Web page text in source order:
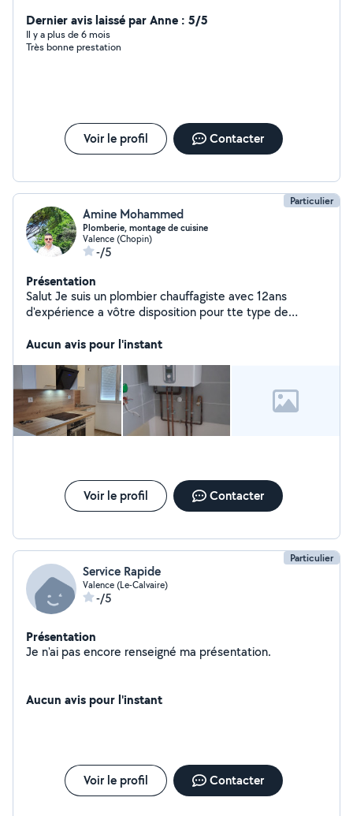
Dernier avis laissé par Anne : 5/5
Il y a plus de 6 mois
Très bonne prestation
Voir le profil Contacter
Particulier
Amine Mohammed
Plomberie, montage de cuisine
Valence (Chopin)
-/5
Présentation
Salut Je suis un plombier chauffagiste avec 12ans
d'expérience a vôtre disposition pour tte type de
chauffeau, chaudière,.. ) Merci
Aucun avis pour l'instant
Voir le profil Contacter
Particulier
Service Rapide
Valence (Le-Calvaire)
-/5
Présentation
Je n'ai pas encore renseigné ma présentation.
Aucun avis pour l'instant
Voir le profil Contacter